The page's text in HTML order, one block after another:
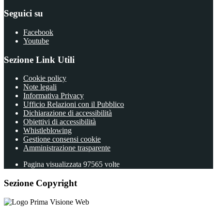
Seguici su
Facebook
Youtube
Sezione Link Utili
Cookie policy
Note legali
Informativa Privacy
Ufficio Relazioni con il Pubblico
Dichiarazione di accessibilità
Obiettivi di accessibilità
Whistleblowing
Gestione consensi cookie
Amministrazione trasparente
Pagina visualizzata 97565 volte
Sezione Copyright